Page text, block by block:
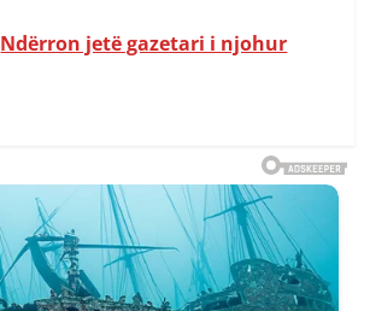
Ndërron jetë gazetari i njohur